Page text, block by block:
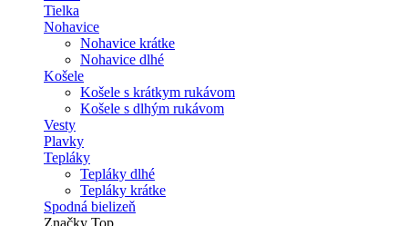
Tielka
Nohavice
Nohavice krátke
Nohavice dlhé
Košele
Košele s krátkym rukávom
Košele s dlhým rukávom
Vesty
Plavky
Tepláky
Tepláky dlhé
Tepláky krátke
Spodná bielizeň
Značky Top